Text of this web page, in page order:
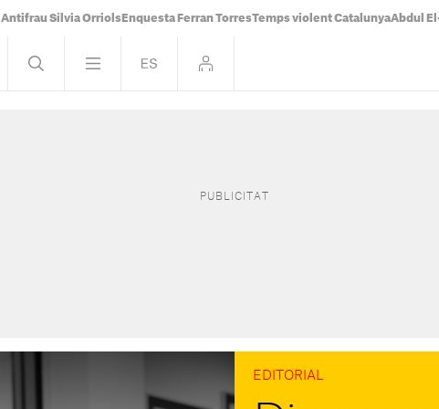
Antifrau Sílvia Orriols Enquesta Ferran TorresTemps violent CatalunyaAbdul
EDITORIAL